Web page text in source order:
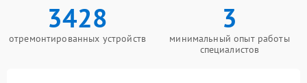
3428
отремонтированных устройств
3
минимальный опыт работы
специалистов